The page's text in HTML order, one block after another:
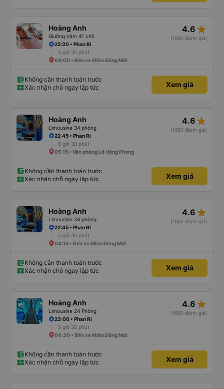
Hoàng Anh
Giường nằm 41 chỗ
4.6 star_rate
(1661 đánh giá)
22:30 • Phan Rí
5 giờ 30 phút
04:00 • Bến xe Miền Đông Mới
Không cần thanh toán trước
Xác nhận chỗ ngay lập tức
Xem giá
Hoàng Anh
Limousine 34 phòng
4.6 star_rate
(1661 đánh giá)
22:45 • Phan Rí
6 giờ 30 phút
05:15 • Văn phòng Lê Hồng Phong
Không cần thanh toán trước
Xác nhận chỗ ngay lập tức
Xem giá
Hoàng Anh
Limousine 34 phòng
4.6 star_rate
(1661 đánh giá)
22:45 • Phan Rí
5 giờ 30 phút
04:15 • Bến xe Miền Đông Mới
Không cần thanh toán trước
Xác nhận chỗ ngay lập tức
Xem giá
Hoàng Anh
Limousine 24 Phòng
4.6 star_rate
(1661 đánh giá)
23:00 • Phan Rí
5 giờ 30 phút
04:30 • Bến xe Miền Đông Mới
Không cần thanh toán trước
Xác nhận chỗ ngay lập tức
Xem giá